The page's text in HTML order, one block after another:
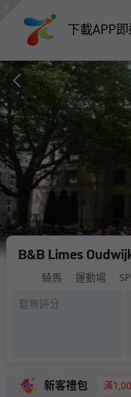
下載APP
B&B Limes
騎馬 運動場
暫無評分
新客禮包 滿